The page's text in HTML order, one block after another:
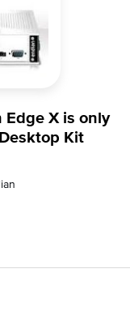
Edge X is only
Kit